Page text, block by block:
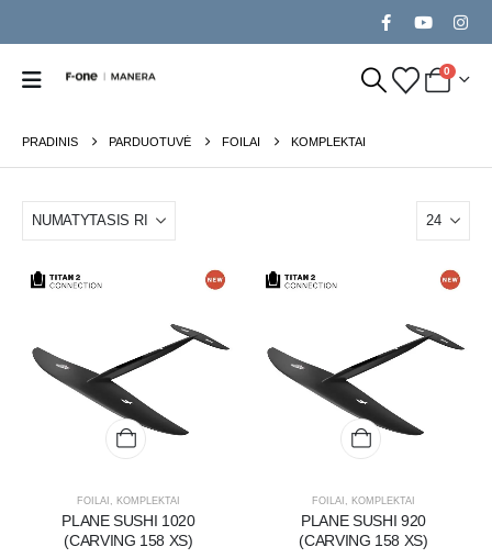
0
PRADINIS PARDUOTUVĖ FOILAI KOMPLEKTAI
FOILAI KOMPLEKTAI
PLANE SUSHI 1020
(CARVING 158 XS)
FOILAI KOMPLEKTAI
PLANE SUSHI 920
(CARVING 158 XS)